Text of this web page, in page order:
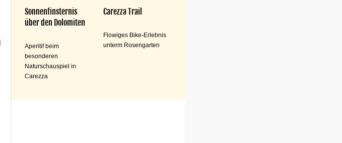
Sonnenfinsternis
über den Dolomiten
Aperitif beim
besonderen
Naturschauspiel in
Carezza
Carezza Trail
Flowiges Bike-Erlebnis
unterm Rosengarten